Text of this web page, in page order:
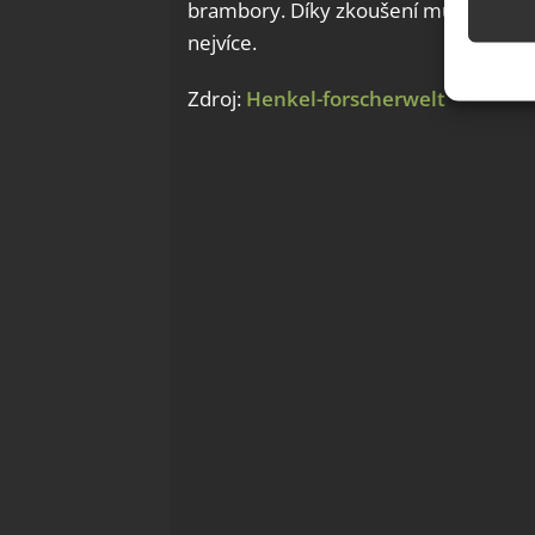
brambory. Díky zkoušení můžete
nejvíce.
Zdroj: Henkel-forscherwelt